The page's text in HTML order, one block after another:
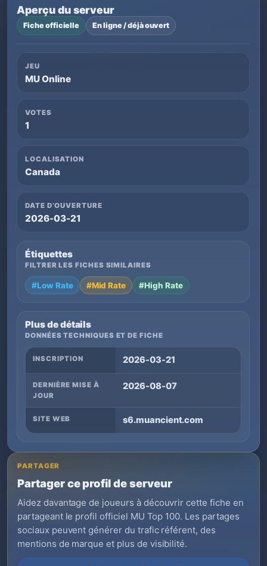
Aperçu du serveur
Fiche officielle En ligne / déjà ouvert
JEU
MU Online
VOTES
1
LOCALISATION
Canada
DATE D’OUVERTURE
2026-03-21
Étiquettes
FILTRER LES FICHES SIMILAIRES
#Low Rate #Mid Rate #High Rate
Plus de détails
DONNÉES TECHNIQUES ET DE FICHE
INSCRIPTION 2026-03-21
DERNIÈRE MISE À
JOUR
2026-08-07
SITE WEB s6.muancient.com
PARTAGER
Partager ce profil de serveur
Aidez davantage de joueurs à découvrir cette fiche en
partageant le profil officiel MU Top 100. Les partages
sociaux peuvent générer du trafic référent, des
mentions de marque et plus de visibilité.